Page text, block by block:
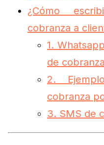
¿Cómo
cobranza a
1.
de cobranza
2.
cobranza
3. SMS de